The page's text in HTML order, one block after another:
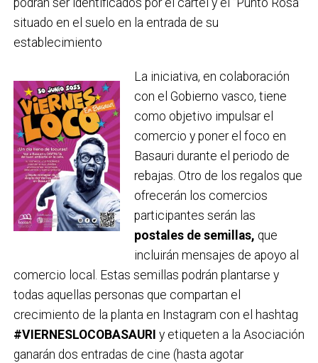
podrán ser identificados por el cartel y el “Punto Rosa”
situado en el suelo en la entrada de su
establecimiento
La iniciativa, en colaboración
con el Gobierno vasco, tiene
como objetivo impulsar el
comercio y poner el foco en
Basauri durante el periodo de
rebajas. Otro de los regalos que
ofrecerán los comercios
participantes serán las
postales de semillas, que
incluirán mensajes de apoyo al
comercio local. Estas semillas podrán plantarse y
todas aquellas personas que compartan el
crecimiento de la planta en Instagram con el hashtag
#VIERNESLOCOBASAURI y etiqueten a la Asociación
ganarán dos entradas de cine (hasta agotar